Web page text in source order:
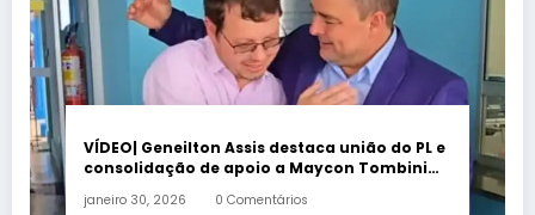
VÍDEO| Geneilton Assis destaca união do PL e
consolidação de apoio a Maycon Tombini
janeiro 30, 2026 0 Comentários